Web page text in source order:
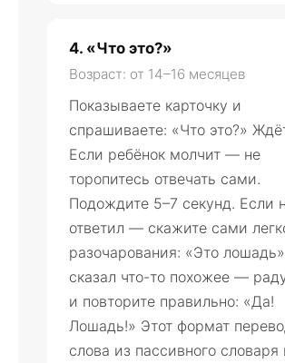
4. «Что это?»
Возраст: от 14–16 месяцев
Показываете карточку и
спрашиваете: «Что это?»
Если ребёнок молчит — не
торопитесь отвечать сами.
Подождите 5–7 секунд. Если
ответил — скажите сами
разочарования: «Это
сказал что-то похожее —
и повторите правильно: «Да!
Лошадь!» Этот формат
слова из пассивного словаря